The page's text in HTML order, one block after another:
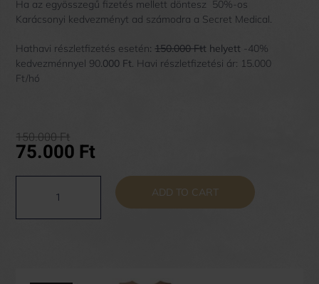
Ha az egyösszegű fizetés mellett döntesz 50%-os
Karácsonyi kedvezményt ad számodra a Secret Medical.
Hathavi részletfizetés esetén:150.000 Ftt helyett -40%
kedvezménnyel 90.000 Ft. Havi részletfizetési ár: 15.000
Ft/hó
150.000Ft
75.000 Ft
ADD TO CART